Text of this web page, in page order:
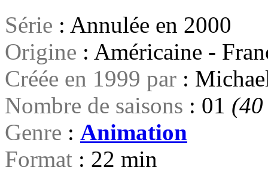
Série : Annulée en 2000
Origine : Américaine -
Créée en 1999 par :
Nombre de saisons : 01 (40
Genre : Animation
Format : 22 min